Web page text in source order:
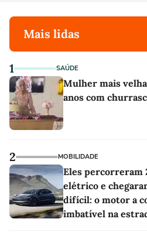
Mais lidas
1 SAÚDE
Mulher mais
anos com
2 MOBILIDADE
Eles percorreram
elétrico e
difícil: o motor a
imbatível na